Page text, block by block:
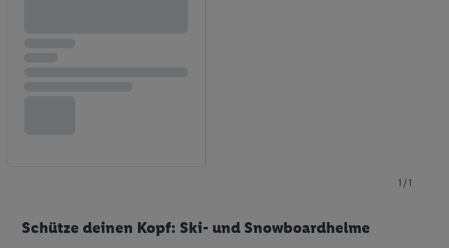
1 / 1
Schütze deinen Kopf: Ski- und Snowboardhelme